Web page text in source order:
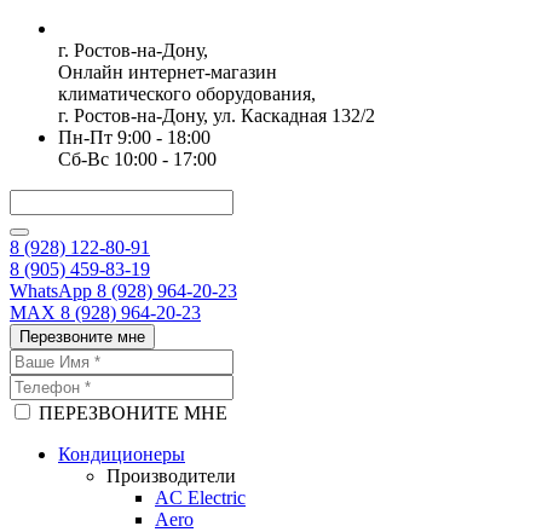
г. Ростов-на-Дону,
Онлайн интернет-магазин
климатического оборудования,
г. Ростов-на-Дону, ул. Каскадная 132/2
Пн-Пт 9:00 - 18:00
Сб-Вс 10:00 - 17:00
8 (928) 122-80-91
8 (905) 459-83-19
WhatsApp 8 (928) 964-20-23
MAX 8 (928) 964-20-23
Перезвоните мне
ПЕРЕЗВОНИТЕ МНЕ
Кондиционеры
Производители
AC Electric
Aero